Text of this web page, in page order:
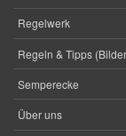
Regelwerk
Regeln & Tipps
Semperecke
Über uns